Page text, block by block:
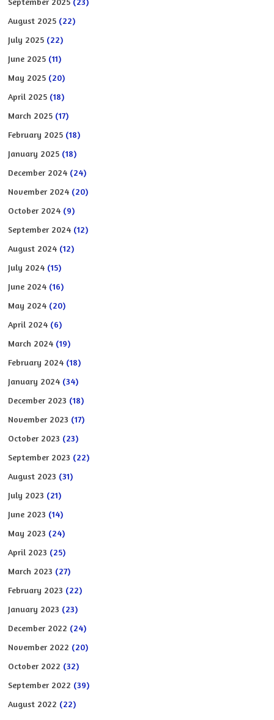
August 2025 (22)
July 2025 (22)
June 2025 (11)
May 2025 (20)
April 2025 (18)
March 2025 (17)
February 2025 (18)
January 2025 (18)
December 2024 (24)
November 2024 (20)
October 2024 (9)
September 2024 (12)
August 2024 (12)
July 2024 (15)
June 2024 (16)
May 2024 (20)
April 2024 (6)
March 2024 (19)
February 2024 (18)
January 2024 (34)
December 2023 (18)
November 2023 (17)
October 2023 (23)
September 2023 (22)
August 2023 (31)
July 2023 (21)
June 2023 (14)
May 2023 (24)
April 2023 (25)
March 2023 (27)
February 2023 (22)
January 2023 (23)
December 2022 (24)
November 2022 (20)
October 2022 (32)
September 2022 (39)
August 2022 (22)